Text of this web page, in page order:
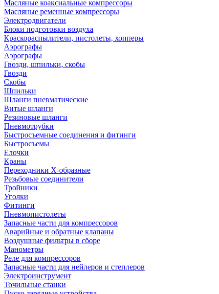
Масляные коаксиальные компрессоры
Масляные ременные компрессоры
Электродвигатели
Блоки подготовки воздуха
Краскораспылители, пистолеты, хопперы
Аэрографы
Аэрографы
Гвозди, шпильки, скобы
Гвозди
Скобы
Шпильки
Шланги пневматические
Витые шланги
Резиновые шланги
Пневмотрубки
Быстросъемные соединения и фитинги
Быстросъемы
Елочки
Краны
Переходники Х-образные
Резьбовые соединители
Тройники
Уголки
Фитинги
Пневмопистолеты
Запасные части для компрессоров
Аварийные и обратные клапаны
Воздушные фильтры в сборе
Манометры
Реле для компрессоров
Запасные части для нейлеров и степлеров
Электроинструмент
Точильные станки